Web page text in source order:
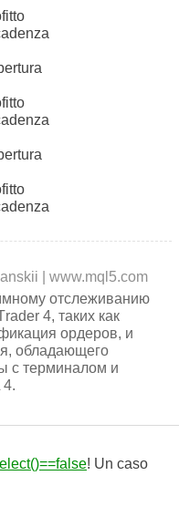
www.mql5.com
отслеживанию
4, таких как
ордеров, и
обладающего
с терминалом и
4.
! Un caso